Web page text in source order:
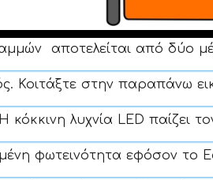
αποτελείται από δύο
Κοιτάξτε στην παραπάνω
λυχνία LED παίζει
φωτεινότητα εφόσον το